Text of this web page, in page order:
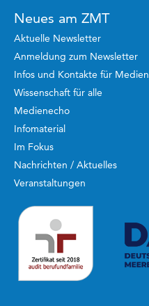
Neues am ZMT
Aktuelle Newsletter
Anmeldung zum Newsletter
Infos und Kontakte für Medien
Wissenschaft für alle
Medienecho
Infomaterial
Im Fokus
Nachrichten / Aktuelles
Veranstaltungen